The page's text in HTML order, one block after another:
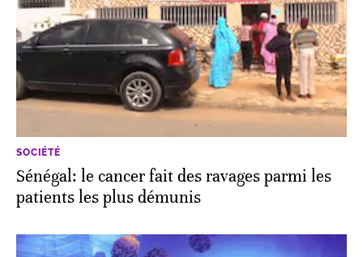
SOCIÉTÉ
Sénégal: le cancer fait des ravages parmi les
patients les plus démunis